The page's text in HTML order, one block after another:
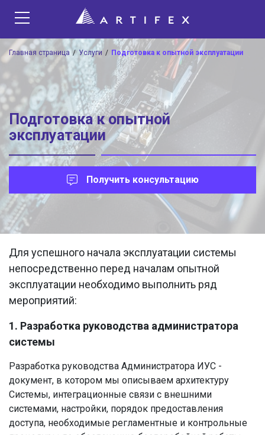
Главная страница Услуги Подготовка к опытной эксплуатации
Подготовка к опытной
эксплуатации
Получить консультацию
Для успешного начала эксплуатации системы
непосредственно перед началам опытной
эксплуатации необходимо выполнить ряд
мероприятий:
1. Разработка руководства администратора
системы
Разработка руководства Администратора ИУС -
документ, в котором мы описываем архитектуру
Системы, интеграционные связи с внешними
системами, настройки, порядок предоставления
доступа, необходимые регламентные и контрольные